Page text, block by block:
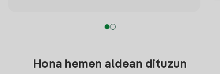
Hona hemen aldean dituzun